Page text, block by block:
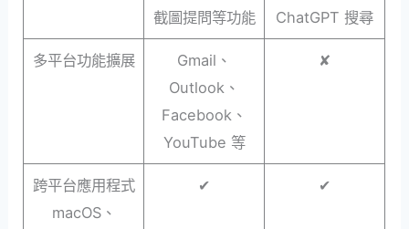
截圖提問等功能
ChatGPT 搜尋
多平台功能擴展
Gmail、
Outlook、
Facebook、
YouTube 等
✘
跨平台應用程式
macOS、
✔︎ ✔︎